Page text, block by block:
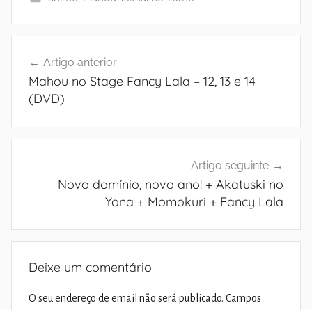
de
artigos
Artigo anterior
Mahou no Stage Fancy Lala – 12, 13 e 14
(DVD)
Artigo seguinte
Novo domínio, novo ano! + Akatuski no
Yona + Momokuri + Fancy Lala
Deixe um comentário
O seu endereço de email não será publicado. Campos